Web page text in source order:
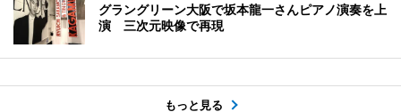
グラングリーン大阪で坂本龍一さんピアノ演奏を上
演 三次元映像で再現
もっと見る